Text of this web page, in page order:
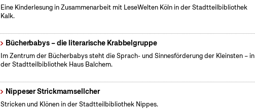
Eine Kinderlesung in Zusammenarbeit mit LeseWelten Köln in der Stadtteilbibliothek
Kalk.
Bücherbabys – die literarische Krabbelgruppe
Im Zentrum der Bücherbabys steht die Sprach- und Sinnesförderung der Kleinsten – in
der Stadtteilbibliothek Haus Balchem.
Nippeser Strickmamsellcher
Stricken und Klönen in der Stadtteilbibliothek Nippes.